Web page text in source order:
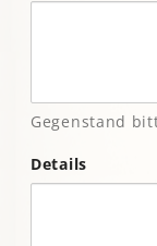
Gegenstand
Details